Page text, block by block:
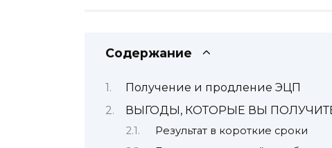
Содержание
Получение и продление ЭЦП
ВЫГОДЫ, КОТОРЫЕ ВЫ
Результат в короткие сроки